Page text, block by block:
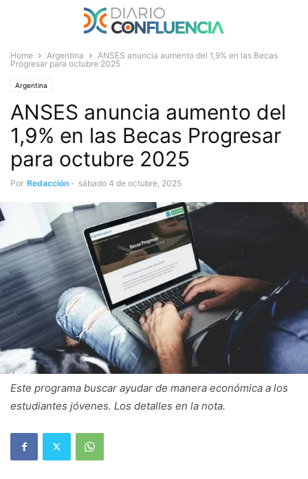
Home Argentina
ANSES anuncia aumento del 1,9% en las Becas
Progresar para octubre 2025
Argentina
ANSES anuncia aumento del
1,9% en las Becas Progresar
para octubre 2025
Por Redacción - sábado 4 de octubre, 2025
Este programa buscar ayudar de manera económica a los
estudiantes jóvenes. Los detalles en la nota.